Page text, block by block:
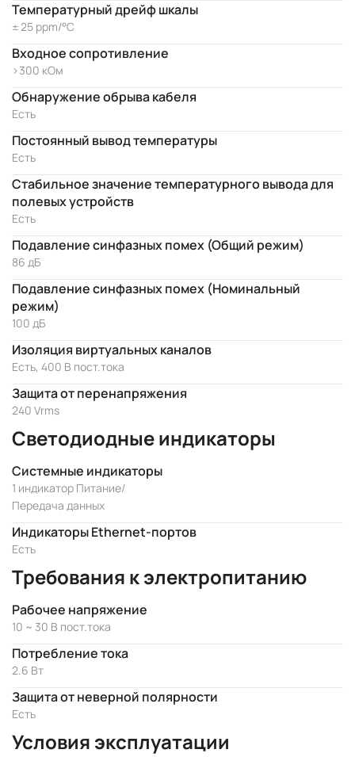
Температурный дрейф шкалы
± 25 ppm/°C
Входное сопротивление
>300 кОм
Обнаружение обрыва кабеля
Есть
Постоянный вывод температуры
Есть
Стабильное значение температурного вывода для
полевых устройств
Есть
Подавление синфазных помех (Общий режим)
86 дБ
Подавление синфазных помех (Номинальный
режим)
100 дБ
Изоляция виртуальных каналов
Есть, 400 В пост.тока
Защита от перенапряжения
240 Vrms
Светодиодные индикаторы
Системные индикаторы
1 индикатор Питание/
Передача данных
Индикаторы Ethernet-портов
Есть
Требования к электропитанию
Рабочее напряжение
10 ~ 30 В пост.тока
Потребление тока
2.6 Вт
Защита от неверной полярности
Есть
Условия эксплуатации